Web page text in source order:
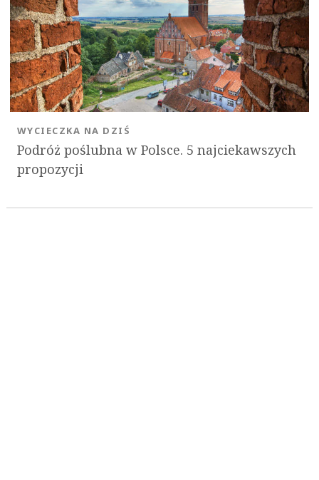
Podróż poślubna w Polsce. 5 najciekawszych
propozycji
WYCIECZKA NA DZIŚ